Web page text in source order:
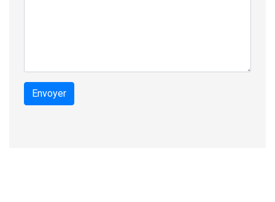
Envoyer